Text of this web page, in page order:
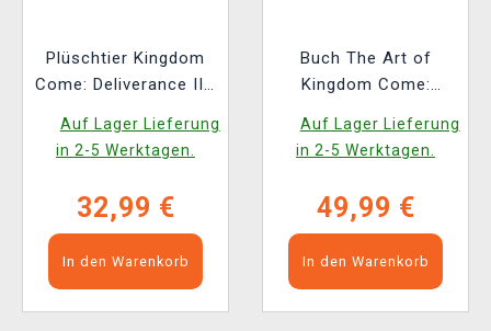
Plüschtier Kingdom
Come: Deliverance II -
Auf Lager Lieferung
in 2-5 Werktagen.
32,99 €
In den Warenkorb
Buch The Art of
Kingdom Come:
Auf Lager Lieferung
in 2-5 Werktagen.
49,99 €
In den Warenkorb